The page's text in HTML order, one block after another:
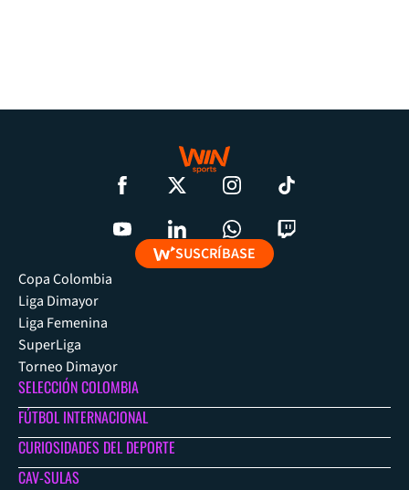
SUSCRÍBASE
Copa Colombia
Liga Dimayor
Liga Femenina
SuperLiga
Torneo Dimayor
SELECCIÓN COLOMBIA
FÚTBOL INTERNACIONAL
CURIOSIDADES DEL DEPORTE
CAV-SULAS